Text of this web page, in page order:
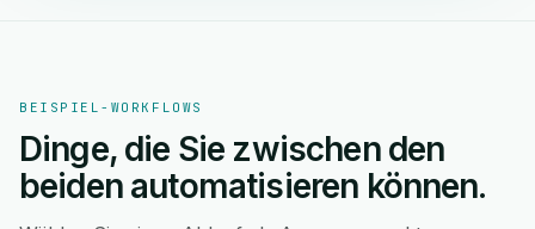
BEISPIEL-WORKFLOWS
Dinge, die Sie zwischen den
beiden automatisieren können.